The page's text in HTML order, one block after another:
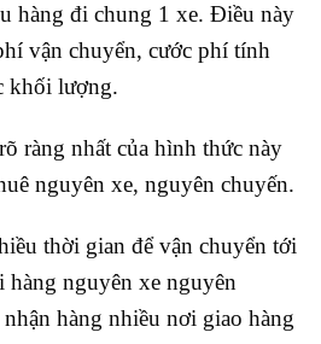
hàng đi chung 1 xe. Điều này
vận chuyển, cước phí tính
khối lượng.
ràng nhất của hình thức này
nguyên xe, nguyên chuyến.
thời gian để vận chuyển tới
hàng nguyên xe nguyên
hàng nhiều nơi giao hàng